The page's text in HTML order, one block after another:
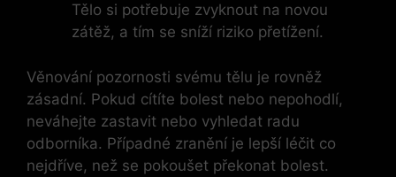
Tělo si potřebuje zvyknout na novou
zátěž, a tím se sníží riziko přetížení.
Věnování pozornosti svému tělu je rovněž
zásadní. Pokud cítíte bolest nebo nepohodlí,
neváhejte zastavit nebo vyhledat radu
odborníka. Případné zranění je lepší léčit co
nejdříve, než se pokoušet překonat bolest.